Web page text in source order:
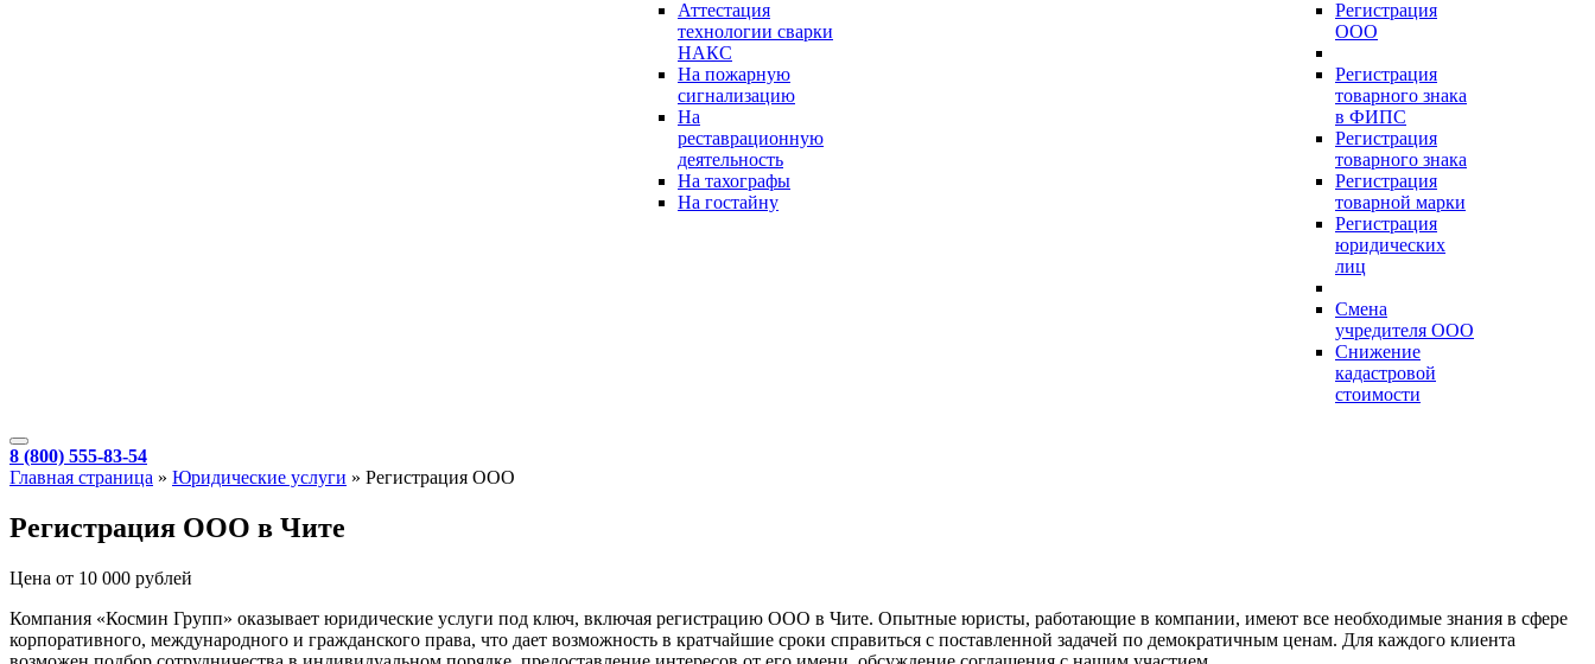
Аттестация
технологии сварки
НАКС
На пожарную
сигнализацию
На
реставрационную
деятельность
На тахографы
На гостайну
Регистрация
ООО
Регистрация
товарного знака
в ФИПС
Регистрация
товарного знака
Регистрация
товарной марки
Регистрация
юридических
лиц
Смена
учредителя ООО
Снижение
кадастровой
стоимости
8 (800) 555-83-54
Главная страница » Юридические услуги » Регистрация ООО
Регистрация ООО в Чите
Цена от 10 000 рублей
Компания «Космин Групп» оказывает юридические услуги под ключ, включая регистрацию ООО в Чите. Опытные юристы, работающие в компании, имеют все необходимые знания в сфере
корпоративного, международного и гражданского права, что дает возможность в кратчайшие сроки справиться с поставленной задачей по демократичным ценам. Для каждого клиента